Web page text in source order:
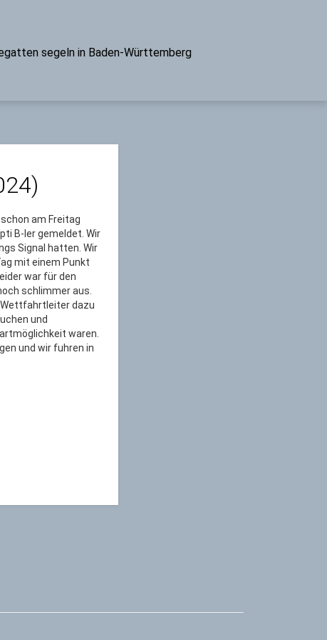
segeln in Baden-Württemberg
am Freitag
B-ler gemeldet. Wir
Signal hatten. Wir
mit einem Punkt
war für den
schlimmer aus.
dazu
und
waren.
und wir fuhren in